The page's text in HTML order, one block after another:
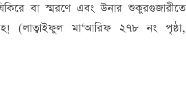
বা স্মরণে এবং উনার শুকুরগুজারীতে
(লাত্বাইফুল মা‘আরিফ ২৭৮ নং পৃষ্ঠা,